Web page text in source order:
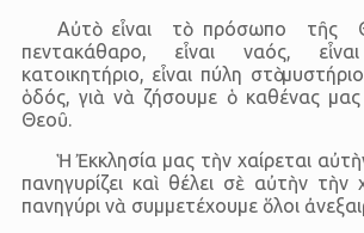
Αὐτὸ εἶναι τὸ πρόσωπο τῆς
πεντακάθαρο, εἶναι ναός,
κατοικητήριο, εἶναι πύλη στὸ
ὁδός, γιὰ νὰ ζήσουμε ὁ καθένας μας
Θεοῦ.
Ἡ Ἐκκλησία μας τὴν χαίρεται
πανηγυρίζει καὶ θέλει σὲ αὐτὴν
πανηγύρι νὰ συμμετέχουμε ὅλοι